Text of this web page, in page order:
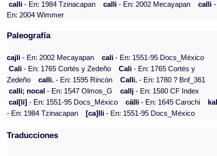
calli- En: 1984 Tzinacapan calli- En: 2002 Mecayapan calli-
En: 2004 Wimmer
Paleografía
cajli - En: 2002 Mecayapan cali - En: 1551-95 Docs_México
Cali - En: 1765 Cortés y Zedeño Cali - En: 1765 Cortés y
Zedeño
calli. - En: 1595 Rincón Calli. - En: 1780 ? Bnf_361
calli; nocal - En: 1547 Olmos_G callj - En: 1580 CF Index
cal[li] - En: 1551-95 Docs_México cälli - En: 1645 Carochi
- En: 1984 Tzinacapan
[ca]lli - En: 1551-95 Docs_México
Traducciones